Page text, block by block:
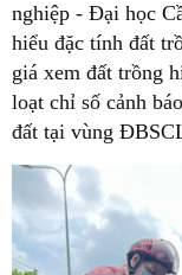
nghiệp - Đại học
hiểu đặc tính đất
giá xem đất trồng
loạt chỉ số cảnh
đất tại vùng